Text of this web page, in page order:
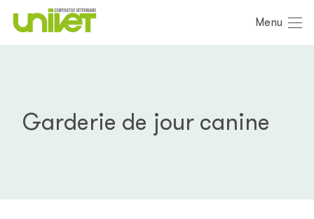
Menu
Garderie de jour canine